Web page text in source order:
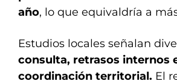
año, lo que equivaldría a
Estudios locales señalan
consulta, retrasos internos
coordinación territorial. El